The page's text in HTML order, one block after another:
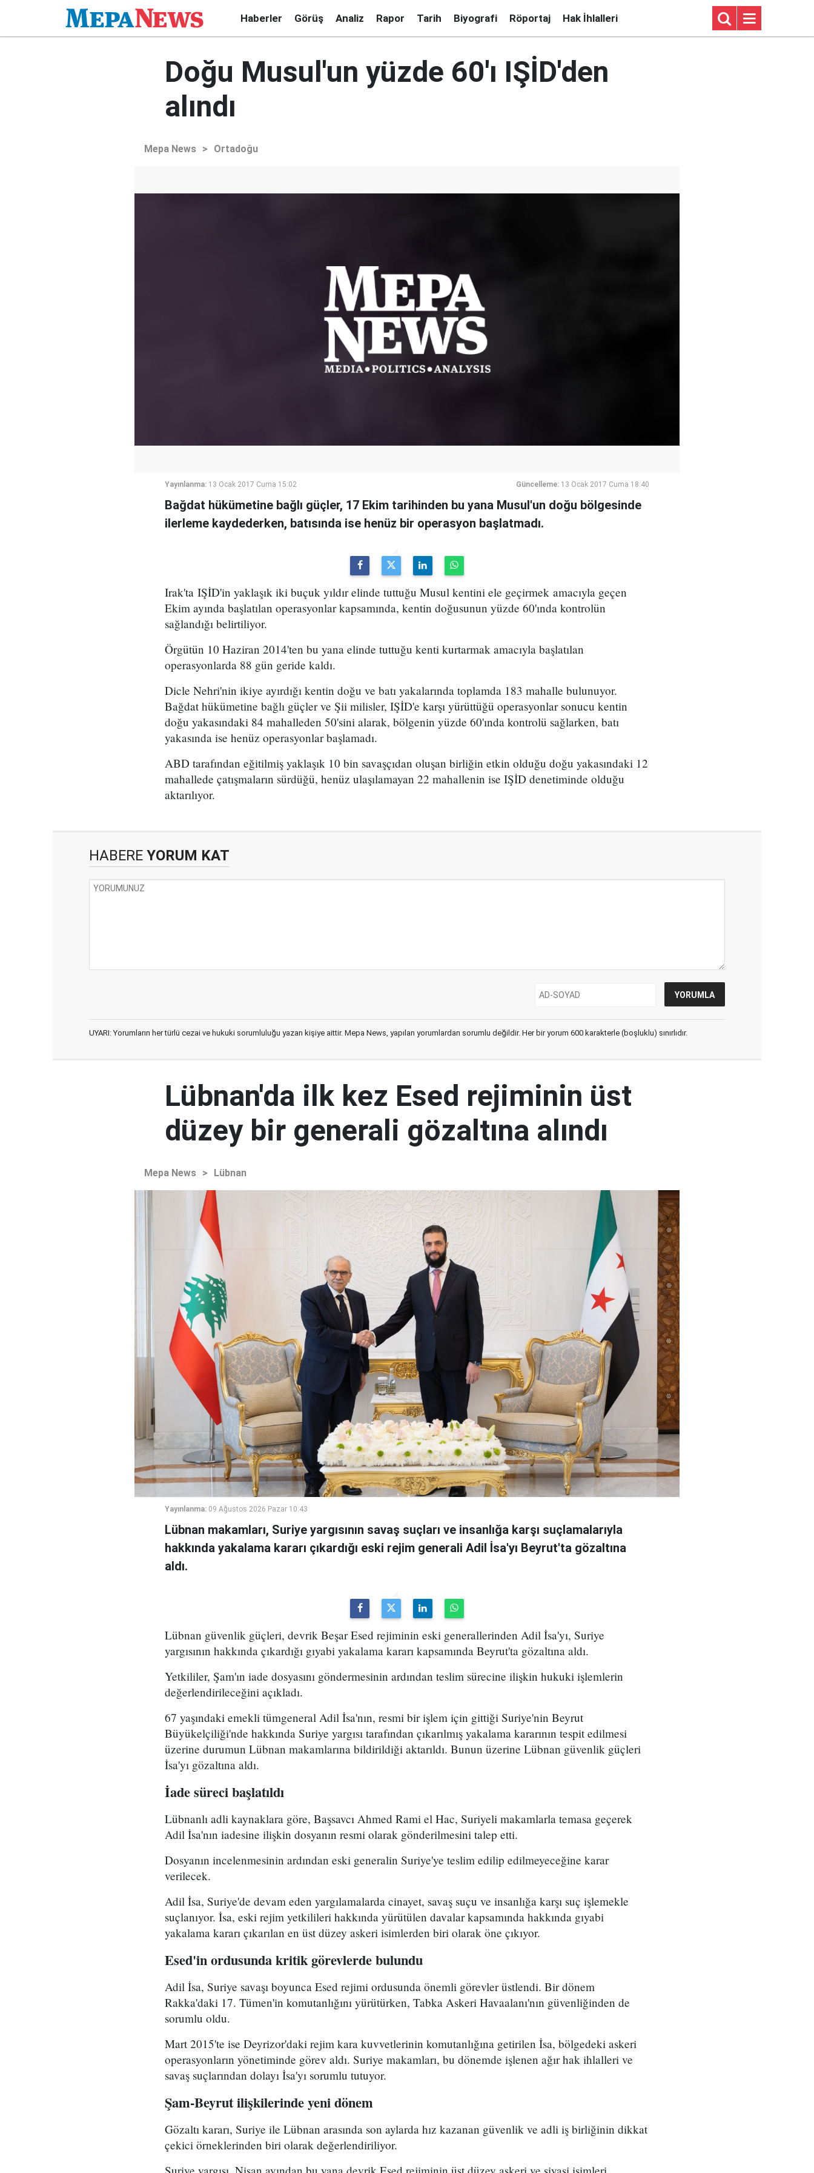
Haberler Görüş Analiz Rapor Tarih Biyografi Röportaj Hak İhlalleri
Doğu Musul'un yüzde 60'ı IŞİD'den
alındı
Mepa News > Ortadoğu
Yayınlanma: 13 Ocak 2017 Cuma 15:02 Güncelleme: 13 Ocak 2017 Cuma 18:40
Bağdat hükümetine bağlı güçler, 17 Ekim tarihinden bu yana Musul'un doğu bölgesinde
ilerleme kaydederken, batısında ise henüz bir operasyon başlatmadı.
Irak'ta IŞİD'in yaklaşık iki buçuk yıldır elinde tuttuğu Musul kentini ele geçirmek amacıyla geçen
Ekim ayında başlatılan operasyonlar kapsamında, kentin doğusunun yüzde 60'ında kontrolün
sağlandığı belirtiliyor.
Örgütün 10 Haziran 2014'ten bu yana elinde tuttuğu kenti kurtarmak amacıyla başlatılan
operasyonlarda 88 gün geride kaldı.
Dicle Nehri'nin ikiye ayırdığı kentin doğu ve batı yakalarında toplamda 183 mahalle bulunuyor.
Bağdat hükümetine bağlı güçler ve Şii milisler, IŞİD'e karşı yürüttüğü operasyonlar sonucu kentin
doğu yakasındaki 84 mahalleden 50'sini alarak, bölgenin yüzde 60'ında kontrolü sağlarken, batı
yakasında ise henüz operasyonlar başlamadı.
ABD tarafından eğitilmiş yaklaşık 10 bin savaşçıdan oluşan birliğin etkin olduğu doğu yakasındaki 12
mahallede çatışmaların sürdüğü, henüz ulaşılamayan 22 mahallenin ise IŞİD denetiminde olduğu
aktarılıyor.
HABERE YORUM KAT
UYARI: Yorumların her türlü cezai ve hukuki sorumluluğu yazan kişiye aittir. Mepa News, yapılan yorumlardan sorumlu değildir. Her bir yorum 600 karakterle (boşluklu) sınırlıdır.
Lübnan'da ilk kez Esed rejiminin üst
düzey bir generali gözaltına alındı
Mepa News > Lübnan
Yayınlanma: 09 Ağustos 2026 Pazar 10:43
Lübnan makamları, Suriye yargısının savaş suçları ve insanlığa karşı suçlamalarıyla
hakkında yakalama kararı çıkardığı eski rejim generali Adil İsa'yı Beyrut'ta gözaltına
aldı.
Lübnan güvenlik güçleri, devrik Beşar Esed rejiminin eski generallerinden Adil İsa'yı, Suriye
yargısının hakkında çıkardığı gıyabi yakalama kararı kapsamında Beyrut'ta gözaltına aldı.
Yetkililer, Şam'ın iade dosyasını göndermesinin ardından teslim sürecine ilişkin hukuki işlemlerin
değerlendirileceğini açıkladı.
67 yaşındaki emekli tümgeneral Adil İsa'nın, resmi bir işlem için gittiği Suriye'nin Beyrut
Büyükelçiliği'nde hakkında Suriye yargısı tarafından çıkarılmış yakalama kararının tespit edilmesi
üzerine durumun Lübnan makamlarına bildirildiği aktarıldı. Bunun üzerine Lübnan güvenlik güçleri
İsa'yı gözaltına aldı.
İade süreci başlatıldı
Lübnanlı adli kaynaklara göre, Başsavcı Ahmed Rami el Hac, Suriyeli makamlarla temasa geçerek
Adil İsa'nın iadesine ilişkin dosyanın resmi olarak gönderilmesini talep etti.
Dosyanın incelenmesinin ardından eski generalin Suriye'ye teslim edilip edilmeyeceğine karar
verilecek.
Adil İsa, Suriye'de devam eden yargılamalarda cinayet, savaş suçu ve insanlığa karşı suç işlemekle
suçlanıyor. İsa, eski rejim yetkilileri hakkında yürütülen davalar kapsamında hakkında gıyabi
yakalama kararı çıkarılan en üst düzey askeri isimlerden biri olarak öne çıkıyor.
Esed'in ordusunda kritik görevlerde bulundu
Adil İsa, Suriye savaşı boyunca Esed rejimi ordusunda önemli görevler üstlendi. Bir dönem
Rakka'daki 17. Tümen'in komutanlığını yürütürken, Tabka Askeri Havaalanı'nın güvenliğinden de
sorumlu oldu.
Mart 2015'te ise Deyrizor'daki rejim kara kuvvetlerinin komutanlığına getirilen İsa, bölgedeki askeri
operasyonların yönetiminde görev aldı. Suriye makamları, bu dönemde işlenen ağır hak ihlalleri ve
savaş suçlarından dolayı İsa'yı sorumlu tutuyor.
Şam-Beyrut ilişkilerinde yeni dönem
Gözaltı kararı, Suriye ile Lübnan arasında son aylarda hız kazanan güvenlik ve adli iş birliğinin dikkat
çekici örneklerinden biri olarak değerlendiriliyor.
Suriye yargısı, Nisan ayından bu yana devrik Esed rejiminin üst düzey askeri ve siyasi isimleri